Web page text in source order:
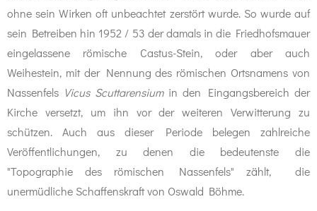
ohne sein Wirken oft unbeachtet zerstört wurde. So wurde auf
sein Betreiben hin 1952 / 53 der damals in die Friedhofsmauer
eingelassene römische Castus-Stein, oder aber auch
Weihestein, mit der Nennung des römischen Ortsnamens von
Nassenfels Vicus Scuttarensiumin den Eingangsbereich der
Kirche versetzt, um ihn vor der weiteren Verwitterung zu
schützen. Auch aus dieser Periode belegen zahlreiche
Veröffentlichungen, zu denen die bedeutenste die
"Topographie des römischen Nassenfels" zählt, die
unermüdliche Schaffenskraft von Oswald Böhme.